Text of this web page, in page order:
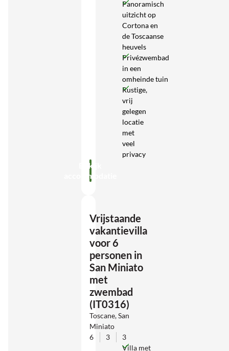
Panoramisch
uitzicht op
Cortona en
de Toscaanse
heuvels
Privézwembad
in een
omheinde tuin
Rustige,
vrij
gelegen
locatie
met
veel
privacy
Bekijk
accommodatie
Vrijstaande
vakantievilla
voor 6
personen in
San Miniato
met
zwembad
(IT0316)
Toscane, San
Miniato
6
3
3
Villa met